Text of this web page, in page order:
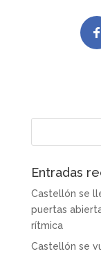
Entradas
Castellón se
puertas
rítmica
Castellón se